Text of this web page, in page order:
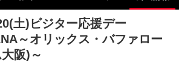
土)ビジター応援デー
～オリックス・バファロー
阪)～